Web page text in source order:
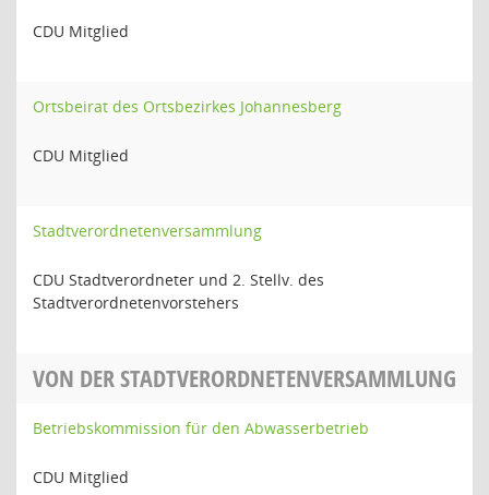
CDU Mitglied
Ortsbeirat des Ortsbezirkes Johannesberg
CDU Mitglied
Stadtverordnetenversammlung
CDU Stadtverordneter und 2. Stellv. des
Stadtverordnetenvorstehers
VON DER STADTVERORDNETENVERSAMMLUNG
Betriebskommission für den Abwasserbetrieb
CDU Mitglied